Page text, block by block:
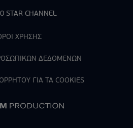
STAR CHANNEL
ΧΡΗΣΗΣ
ΔΕΔΟΜΕΝΩΝ
ΓΙΑ ΤΑ COOKIES